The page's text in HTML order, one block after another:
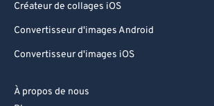
Créateur de collages iOS
Convertisseur d'images Android
Convertisseur d'images iOS
À propos de nous